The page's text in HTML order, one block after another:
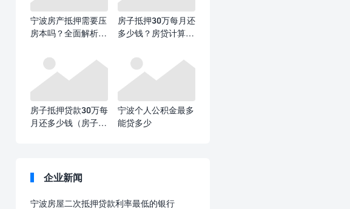
宁波房产抵押需要压
房本吗？全面解析抵
房子抵押30万每月还
多少钱？房贷计算全
房子抵押贷款30万每
月还多少钱（房子抵
宁波个人公积金最多
能贷多少
企业新闻
宁波房屋二次抵押贷款利率最低的银行